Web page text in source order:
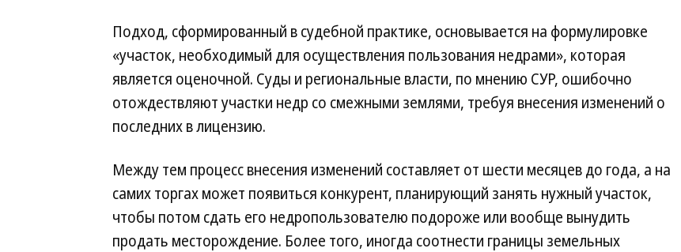
Подход, сформированный в судебной практике, основывается на формулировке
«участок, необходимый для осуществления пользования недрами», которая
является оценочной. Суды и региональные власти, по мнению СУР, ошибочно
отождествляют участки недр со смежными землями, требуя внесения изменений о
последних в лицензию.
Между тем процесс внесения изменений составляет от шести месяцев до года, а на
самих торгах может появиться конкурент, планирующий занять нужный участок,
чтобы потом сдать его недропользователю подороже или вообще вынудить
продать месторождение. Более того, иногда соотнести границы земельных